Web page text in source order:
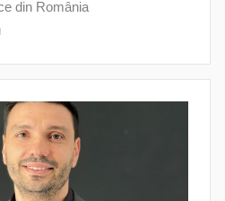
din România